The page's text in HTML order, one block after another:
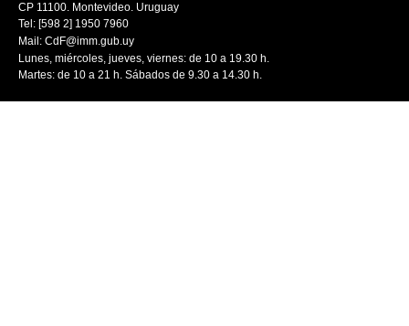
CP 11100. Montevideo. Uruguay
Tel: [598 2] 1950 7960
Mail: CdF@imm.gub.uy
Lunes, miércoles, jueves, viernes: de 10 a 19.30 h.
Martes: de 10 a 21 h. Sábados de 9.30 a 14.30 h.